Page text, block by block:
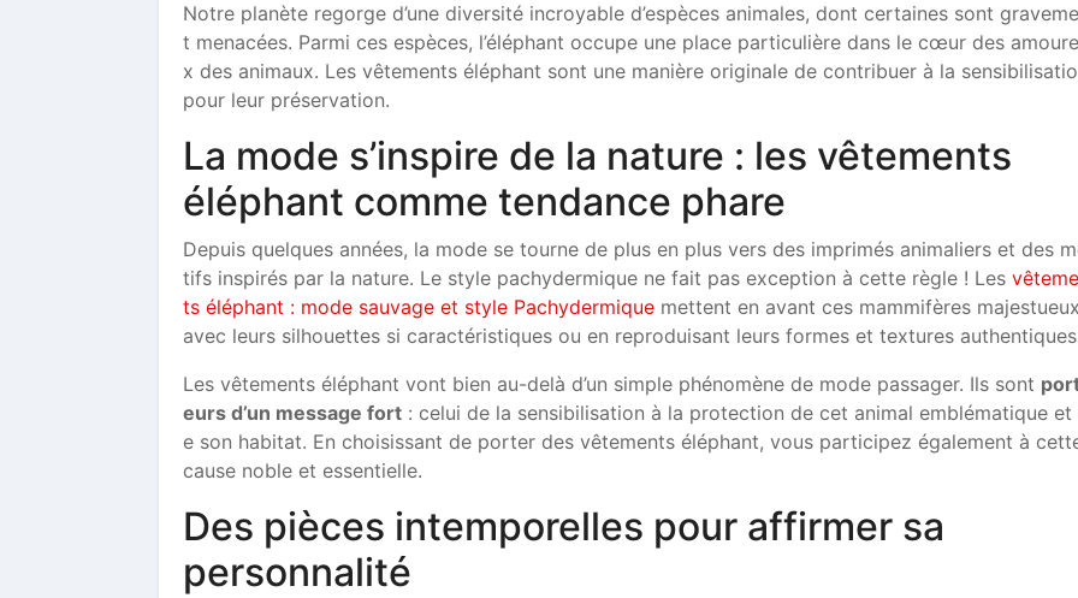
Notre planète regorge d’une diversité incroyable d’espèces animales, dont certaines sont
t menacées. Parmi ces espèces, l’éléphant occupe une place particulière dans le cœur des
x des animaux. Les vêtements éléphant sont une manière originale de contribuer à la
pour leur préservation.
La mode s’inspire de la nature : les vêtements
éléphant comme tendance phare
Depuis quelques années, la mode se tourne de plus en plus vers des imprimés animaliers et des
tifs inspirés par la nature. Le style pachydermique ne fait pas exception à cette règle ! Les
ts éléphant : mode sauvage et style Pachydermique mettent en avant ces mammifères majestueux
avec leurs silhouettes si caractéristiques ou en reproduisant leurs formes et textures
Les vêtements éléphant vont bien au-delà d’un simple phénomène de mode passager. Ils sont
eurs d’un message fort : celui de la sensibilisation à la protection de cet animal emblématique et
e son habitat. En choisissant de porter des vêtements éléphant, vous participez également à
cause noble et essentielle.
Des pièces intemporelles pour affirmer sa
personnalité